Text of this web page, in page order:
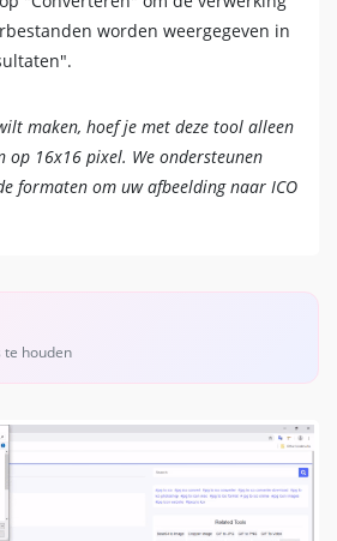
worden weergegeven in
maken, hoef je met deze tool alleen
op 16x16 pixel. We ondersteunen
formaten om uw afbeelding naar ICO
te houden